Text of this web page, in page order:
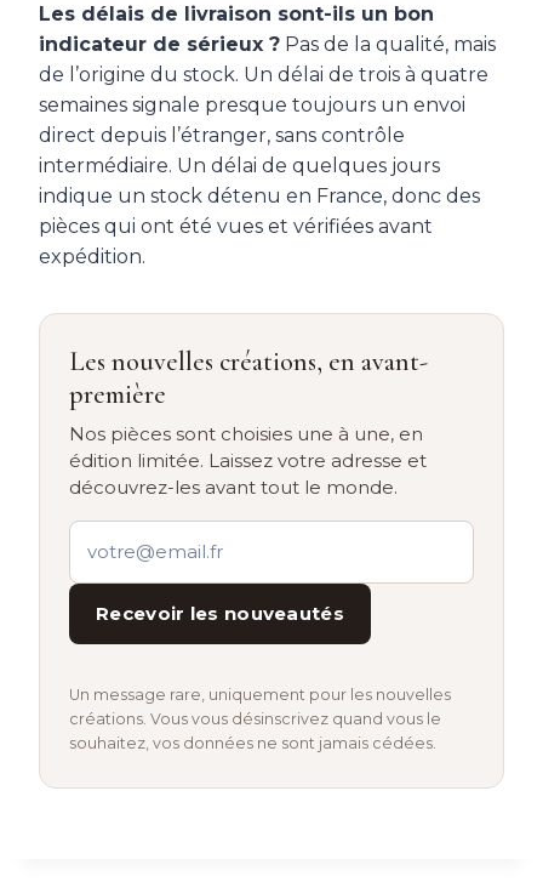
Les délais de livraison sont-ils un bon
indicateur de sérieux ? Pas de la qualité, mais
de l’origine du stock. Un délai de trois à quatre
semaines signale presque toujours un envoi
direct depuis l’étranger, sans contrôle
intermédiaire. Un délai de quelques jours
indique un stock détenu en France, donc des
pièces qui ont été vues et vérifiées avant
expédition.
Les nouvelles créations, en avant-
première
Nos pièces sont choisies une à une, en
édition limitée. Laissez votre adresse et
découvrez-les avant tout le monde.
Recevoir les nouveautés
Un message rare, uniquement pour les nouvelles
créations. Vous vous désinscrivez quand vous le
souhaitez, vos données ne sont jamais cédées.